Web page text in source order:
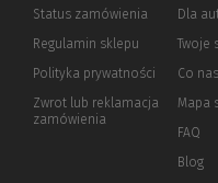
Status zamówienia
Regulamin sklepu
Polityka prywatności (Nowe
(Link
innej
Zwrot lub reklamacja
zamówienia
Dla
Twoje
Co
Mapa
FAQ
Blog